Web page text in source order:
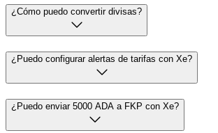
¿Cómo puedo convertir divisas?
¿Puedo configurar alertas de tarifas con Xe?
¿Puedo enviar 5000 ADA a FKP con Xe?